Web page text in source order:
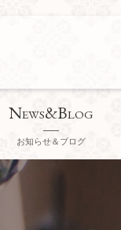
NEWS&BLOG
お知らせ＆ブログ